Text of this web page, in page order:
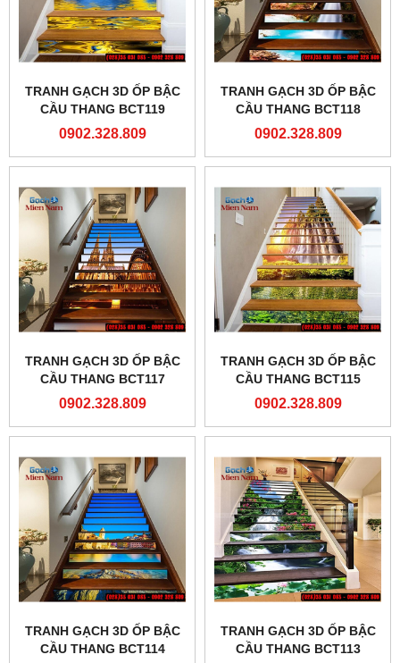
TRANH GẠCH 3D ỐP BẬC
CẦU THANG BCT119
0902.328.809
TRANH GẠCH 3D ỐP BẬC
CẦU THANG BCT118
0902.328.809
TRANH GẠCH 3D ỐP BẬC
CẦU THANG BCT117
0902.328.809
TRANH GẠCH 3D ỐP BẬC
CẦU THANG BCT115
0902.328.809
TRANH GẠCH 3D ỐP BẬC
CẦU THANG BCT114
TRANH GẠCH 3D ỐP BẬC
CẦU THANG BCT113